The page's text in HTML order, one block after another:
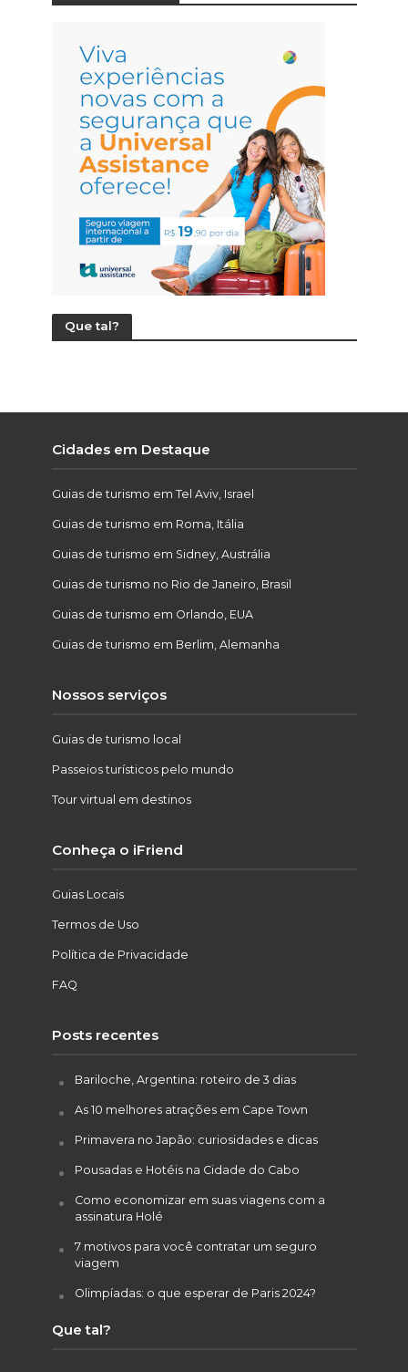
Que tal?
Cidades em Destaque
Guias de turismo em Tel Aviv, Israel
Guias de turismo em Roma, Itália
Guias de turismo em Sidney, Austrália
Guias de turismo no Rio de Janeiro, Brasil
Guias de turismo em Orlando, EUA
Guias de turismo em Berlim, Alemanha
Nossos serviços
Guias de turismo local
Passeios turísticos pelo mundo
Tour virtual em destinos
Conheça o iFriend
Guias Locais
Termos de Uso
Política de Privacidade
FAQ
Posts recentes
Bariloche, Argentina: roteiro de 3 dias
As 10 melhores atrações em Cape Town
Primavera no Japão: curiosidades e dicas
Pousadas e Hotéis na Cidade do Cabo
Como economizar em suas viagens com a
assinatura Holé
7 motivos para você contratar um seguro
viagem
Olimpíadas: o que esperar de Paris 2024?
Que tal?